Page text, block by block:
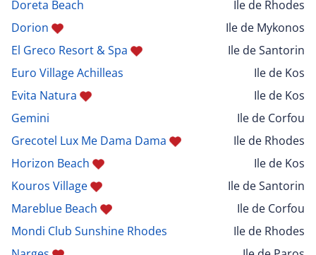
Doreta Beach
Ile de Rhodes
Dorion
Ile de Mykonos
El Greco Resort & Spa
Ile de Santorin
Euro Village Achilleas
Ile de Kos
Evita Natura
Ile de Kos
Gemini
Ile de Corfou
Grecotel Lux Me Dama Dama
Ile de Rhodes
Horizon Beach
Ile de Kos
Kouros Village
Ile de Santorin
Mareblue Beach
Ile de Corfou
Mondi Club Sunshine Rhodes
Ile de Rhodes